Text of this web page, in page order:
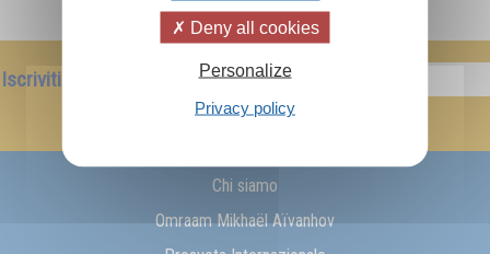
Iscriviti alla newsletter!
Conferma
Chi siamo
Omraam Mikhaël Aïvanhov
Deny all cookies
Personalize
Privacy policy